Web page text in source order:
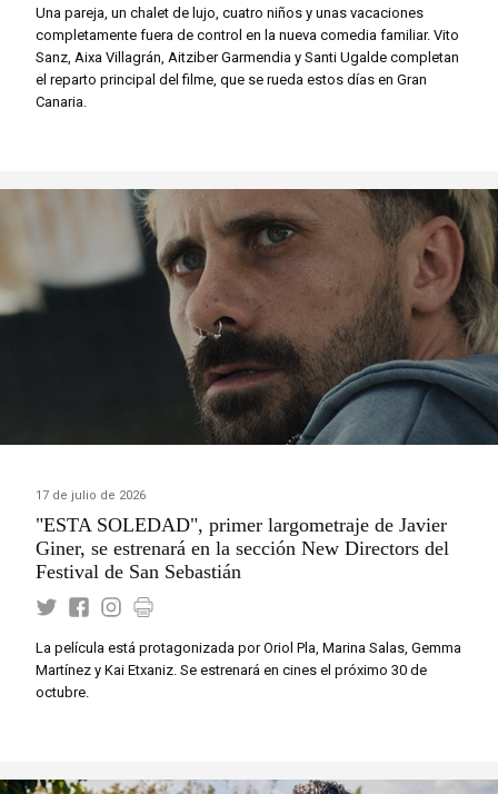
Una pareja, un chalet de lujo, cuatro niños y unas vacaciones
completamente fuera de control en la nueva comedia familiar. Vito
Sanz, Aixa Villagrán, Aitziber Garmendia y Santi Ugalde completan
el reparto principal del filme, que se rueda estos días en Gran
Canaria.
17 de julio de 2026
"ESTA SOLEDAD", primer largometraje de Javier
Giner, se estrenará en la sección New Directors del
Festival de San Sebastián
La película está protagonizada por Oriol Pla, Marina Salas, Gemma
Martínez y Kai Etxaniz. Se estrenará en cines el próximo 30 de
octubre.